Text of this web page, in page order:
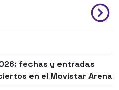
fechas y entradas
en el Movistar Arena